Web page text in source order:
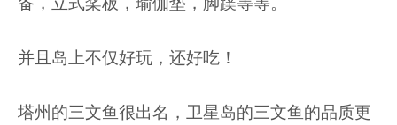
并且岛上不仅好玩，还好吃！
塔州的三文鱼很出名，卫星岛的三文鱼的品质更